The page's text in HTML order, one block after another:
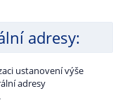
adresy:
ustanovení výše
adresy
.